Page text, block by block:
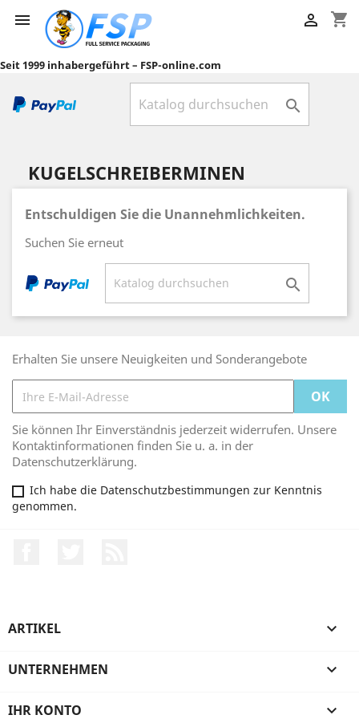
 shopping_cart

Seit 1999 inhabergeführt – FSP-online.com

KUGELSCHREIBERMINEN
Entschuldigen Sie die Unannehmlichkeiten.
Suchen Sie erneut

Erhalten Sie unsere Neuigkeiten und Sonderangebote
Sie können Ihr Einverständnis jederzeit widerrufen. Unsere
Kontaktinformationen finden Sie u. a. in der
Datenschutzerklärung.
Ich habe die Datenschutzbestimmungen zur Kenntnis
genommen.
ARTIKEL 
UNTERNEHMEN 
IHR KONTO 